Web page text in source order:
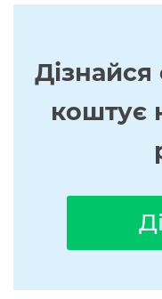
Дізнайся
коштує